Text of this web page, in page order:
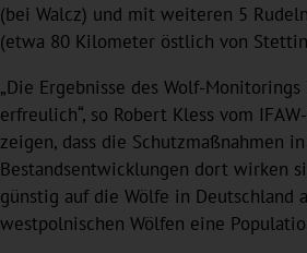
(bei Walcz) und mit weiteren 5
(etwa 80 Kilometer östlich von
„Die Ergebnisse des Wolf-
erfreulich“, so Robert Kless vom
zeigen, dass die Schutzmaßnahmen
Bestandsentwicklungen dort wirken
günstig auf die Wölfe in Deutschland
westpolnischen Wölfen eine